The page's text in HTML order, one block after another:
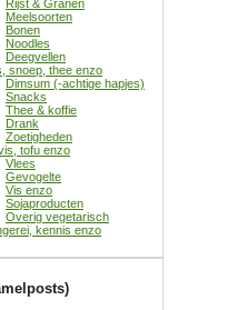
Rijst & Granen
Meelsoorten
Bonen
Noodles
Deegvellen
snoep, thee enzo
Dimsum (-achtige hapjes)
Snacks
Thee & koffie
Drank
Zoetigheden
tofu enzo
Vlees
Gevogelte
Vis enzo
Sojaproducten
Overig vegetarisch
kennis enzo